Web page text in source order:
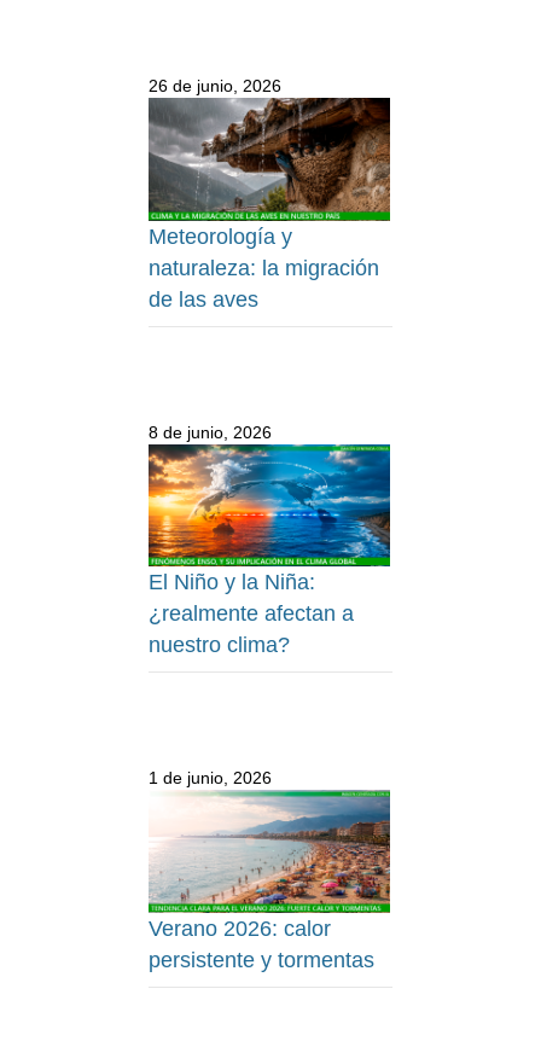
26 de junio, 2026
Meteorología y
naturaleza: la migración
de las aves
8 de junio, 2026
El Niño y la Niña:
¿realmente afectan a
nuestro clima?
1 de junio, 2026
Verano 2026: calor
persistente y tormentas